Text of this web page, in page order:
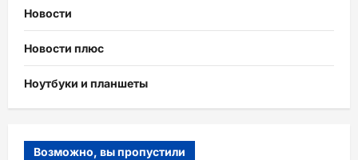
Новости
Новости плюс
Ноутбуки и планшеты
Возможно, вы пропустили